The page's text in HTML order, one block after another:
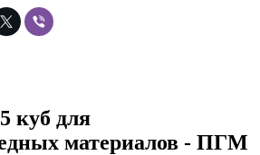
куб для
материалов - ПГМ